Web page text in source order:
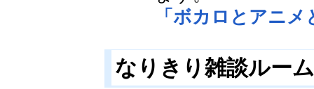
「ボカロとアニ
なりきり雑談ルー